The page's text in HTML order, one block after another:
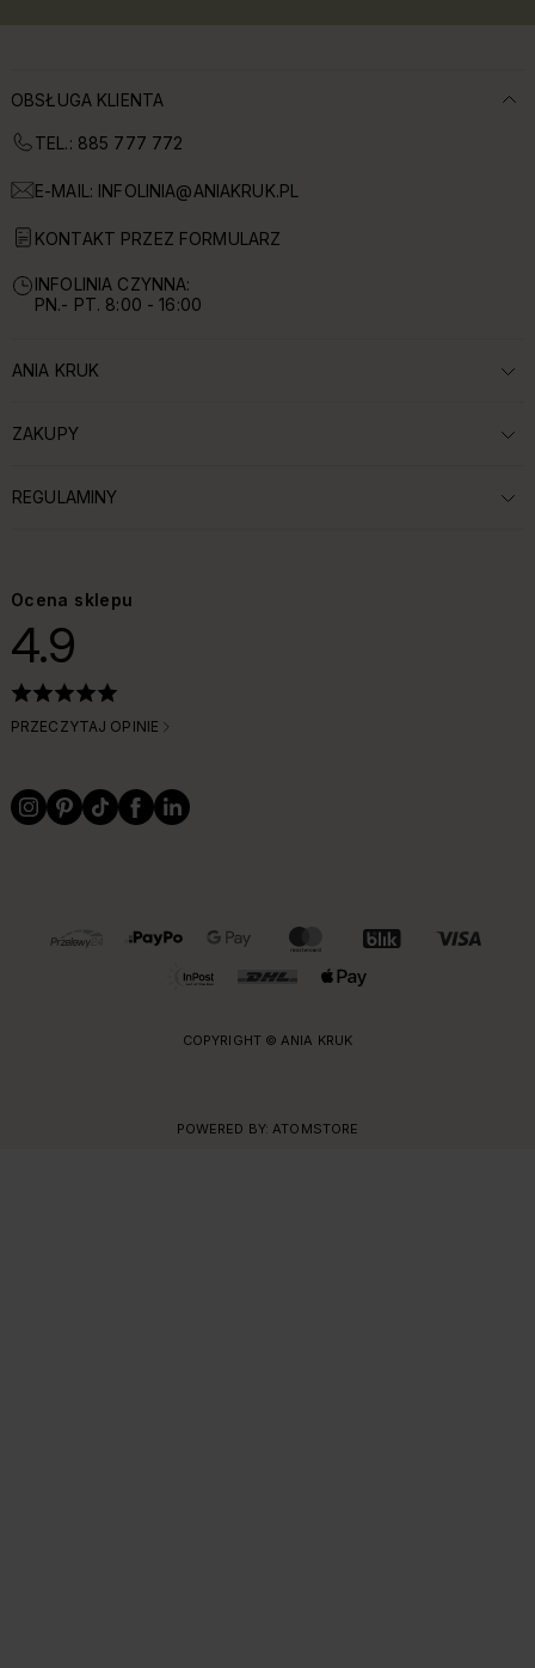
OBSŁUGA KLIENTA
TEL.: 885 777 772
E-MAIL: INFOLINIA@ANIAKRUK.PL
KONTAKT PRZEZ FORMULARZ
INFOLINIA CZYNNA:
PN.- PT. 8:00 - 16:00
ROZWIŃ SEKCJĘ:
ANIA KRUK
ROZWIŃ SEKCJĘ:
ZAKUPY
ROZWIŃ SEKCJĘ:
REGULAMINY
Ocena sklepu
4.9
PRZECZYTAJ OPINIE
OBSŁUGIWANE FORMY PŁATNOŚCI I DOSTAWY
COPYRIGHT © ANIA KRUK
POWERED BY: ATOMSTORE